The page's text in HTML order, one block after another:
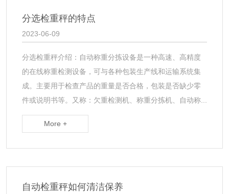
分选检重秤的特点
2023-06-09
分选检重秤介绍：自动称重分拣设备是一种高速、高精度
的在线称重检测设备，可与各种包装生产线和运输系统集
成。主要用于检查产品的重量是否合格，包装是否缺少零
件或说明书等。又称：欠重检测机、称重分拣机、自动称...
More +
自动检重秤如何清洁保养